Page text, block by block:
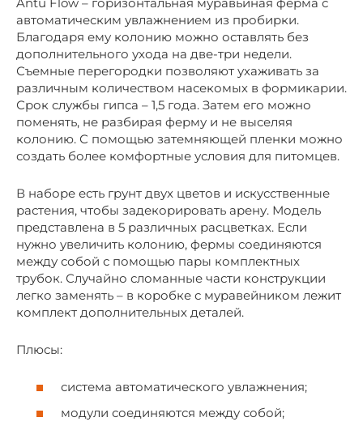
автоматическим увлажнением из пробирки.
Благодаря ему колонию можно оставлять без
дополнительного ухода на две-три недели.
Съемные перегородки позволяют ухаживать за
различным количеством насекомых в формикарии.
Срок службы гипса – 1,5 года. Затем его можно
поменять, не разбирая ферму и не выселяя
колонию. С помощью затемняющей пленки можно
создать более комфортные условия для питомцев.
В наборе есть грунт двух цветов и искусственные
растения, чтобы задекорировать арену. Модель
представлена в 5 различных расцветках. Если
нужно увеличить колонию, фермы соединяются
между собой с помощью пары комплектных
трубок. Случайно сломанные части конструкции
легко заменять – в коробке с муравейником лежит
комплект дополнительных деталей.
Плюсы:
система автоматического увлажнения;
модули соединяются между собой;